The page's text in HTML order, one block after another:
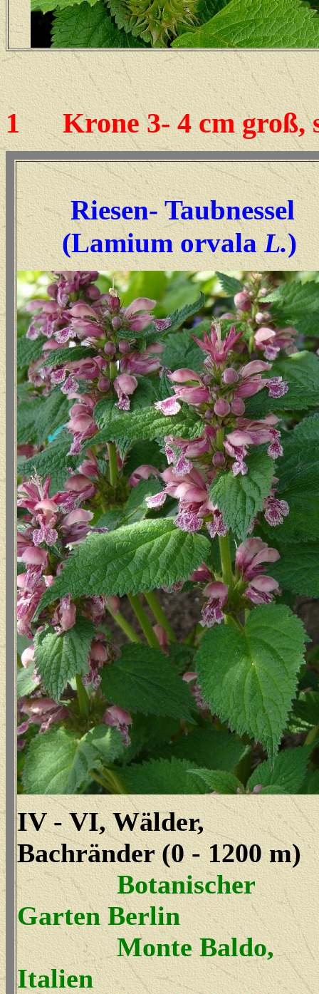
1Krone 3- 4 cm groß,
Riesen- Taubnessel
(Lamium orvalaL.)
IV - VI, Wälder,
Bachränder (0 - 1200 m)
Botanischer
Garten Berlin
Monte Baldo,
Italien